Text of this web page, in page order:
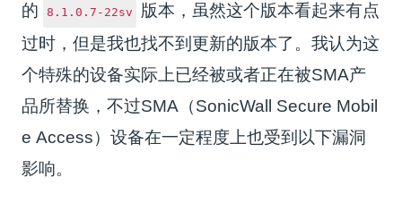
的
8.1.0.7-22sv
版本，虽然这个版本看起来有点
过时，但是我也找不到更新的版本了。我认为这
个特殊的设备实际上已经被或者正在被SMA产
品所替换，不过SMA（SonicWall Secure Mobil
e Access）设备在一定程度上也受到以下漏洞
影响。